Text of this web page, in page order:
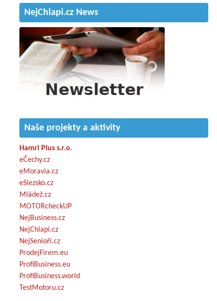
NejChlapi.cz News
Naše projekty a aktivity
Hamri Plus s.r.o.
eČechy.cz
eMoravia.cz
eSlezsko.cz
Mládež.cz
MOTORcheckUP
NejBusiness.cz
NejChlapi.cz
NejSenioři.cz
ProdejFirem.eu
ProfiBusiness.eu
ProfiBusiness.world
TestMotoru.cz